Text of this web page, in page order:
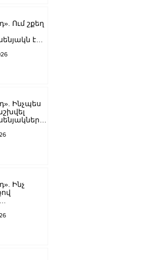
Ում շքեղ
է
Ինչպես
Ինչ
Հայկ